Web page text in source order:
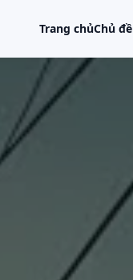
Trang chủChủ đề